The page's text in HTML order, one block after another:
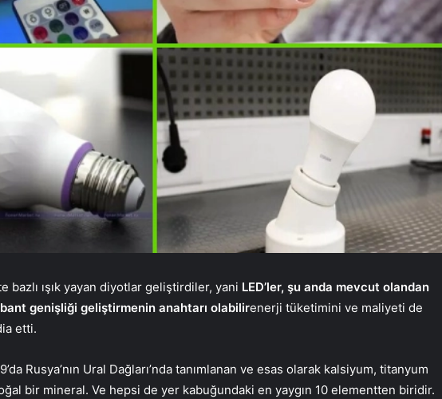
bazlı ışık yayan diyotlar geliştirdiler, yani LED’ler, şu anda mevcut olandan
genişliği geliştirmenin anahtarı olabilirenerji tüketimini ve maliyeti de
etti.
Rusya’nın Ural Dağları’nda tanımlanan ve esas olarak kalsiyum, titanyum
bir mineral. Ve hepsi de yer kabuğundaki en yaygın 10 elementten biridir.